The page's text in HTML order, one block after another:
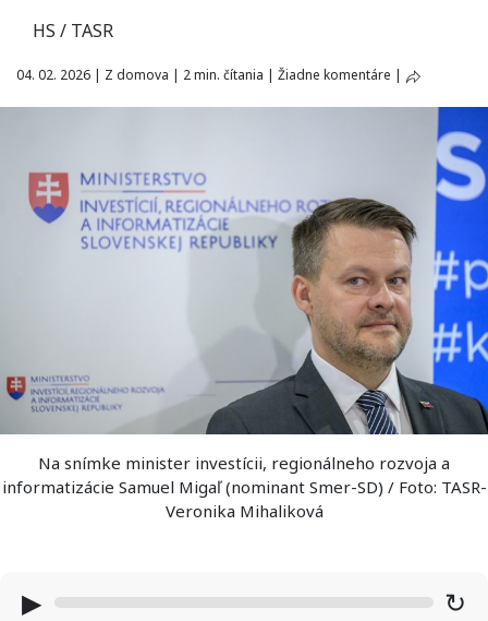
HS / TASR
04. 02. 2026 | Z domova | 2 min. čítania | Žiadne komentáre |
Na snímke minister investícii, regionálneho rozvoja a
informatizácie Samuel Migaľ (nominant Smer-SD) / Foto: TASR-
Veronika Mihaliková
▶ ↻